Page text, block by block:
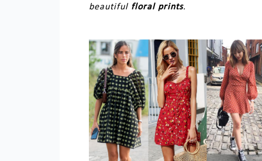
beautiful floral prints.